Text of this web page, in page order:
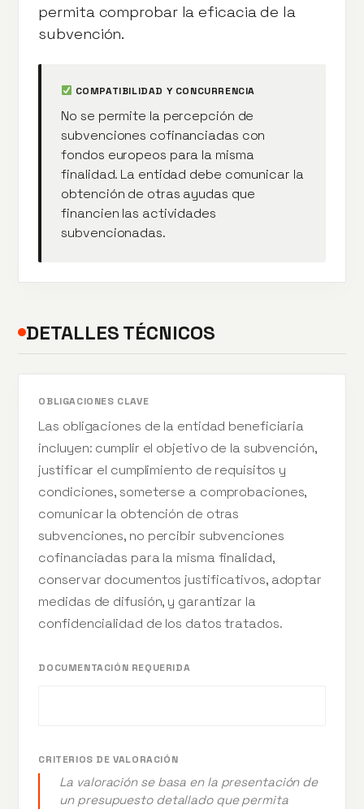
permita comprobar la eficacia de la
subvención.
COMPATIBILIDAD Y CONCURRENCIA
No se permite la percepción de
subvenciones cofinanciadas con
fondos europeos para la misma
finalidad. La entidad debe comunicar la
obtención de otras ayudas que
financien las actividades
subvencionadas.
DETALLES TÉCNICOS
OBLIGACIONES CLAVE
Las obligaciones de la entidad beneficiaria
incluyen: cumplir el objetivo de la subvención,
justificar el cumplimiento de requisitos y
condiciones, someterse a comprobaciones,
comunicar la obtención de otras
subvenciones, no percibir subvenciones
cofinanciadas para la misma finalidad,
conservar documentos justificativos, adoptar
medidas de difusión, y garantizar la
confidencialidad de los datos tratados.
DOCUMENTACIÓN REQUERIDA
CRITERIOS DE VALORACIÓN
La valoración se basa en la presentación de
un presupuesto detallado que permita